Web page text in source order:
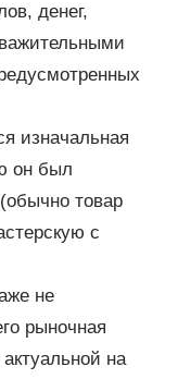
денег,
изначальная
он был
товар
с
не
рыночная
на